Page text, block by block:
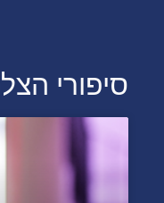
סיפורי